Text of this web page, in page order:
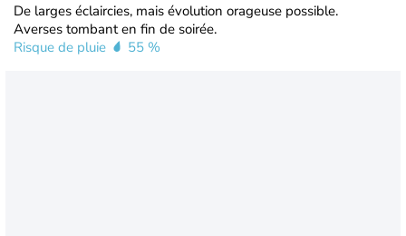
De larges éclaircies, mais évolution orageuse possible.
Averses tombant en fin de soirée.
Risque de pluie
55 %